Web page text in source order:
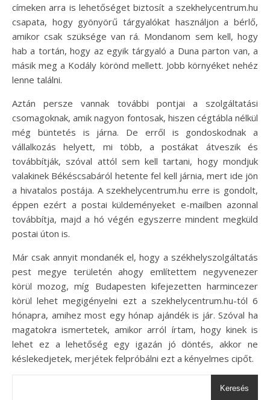
címeken arra is lehetőséget biztosít a szekhelycentrum.hu
csapata, hogy gyönyörű tárgyalókat használjon a bérlő,
amikor csak szüksége van rá. Mondanom sem kell, hogy
hab a tortán, hogy az egyik tárgyaló a Duna parton van, a
másik meg a Kodály körönd mellett. Jobb környéket nehéz
lenne találni.
Aztán persze vannak további pontjai a szolgáltatási
csomagoknak, amik nagyon fontosak, hiszen cégtábla nélkül
még büntetés is járna. De erről is gondoskodnak a
vállalkozás helyett, mi több, a postákat átveszik és
továbbítják, szóval attól sem kell tartani, hogy mondjuk
valakinek Békéscsabáról hetente fel kell járnia, mert ide jön
a hivatalos postája. A szekhelycentrum.hu erre is gondolt,
éppen ezért a postai küldeményeket e-mailben azonnal
továbbítja, majd a hó végén egyszerre mindent megküld
postai úton is.
Már csak annyit mondanék el, hogy a székhelyszolgáltatás
pest megye területén ahogy említettem negyvenezer
körül mozog, míg Budapesten kifejezetten harmincezer
körül lehet megigényelni ezt a szekhelycentrum.hu-tól 6
hónapra, amihez most egy hónap ajándék is jár. Szóval ha
magatokra ismertetek, amikor arról írtam, hogy kinek is
lehet ez a lehetőség egy igazán jó döntés, akkor ne
késlekedjetek, merjétek felpróbálni ezt a kényelmes cipőt.
Keresés